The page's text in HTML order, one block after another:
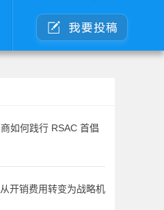
如何践行 RSAC 首倡
开销费用转变为战略机